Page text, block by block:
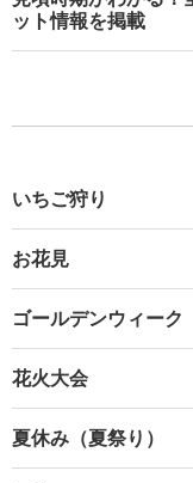
ット情報を掲載
いちご狩り
お花見
ゴールデンウィーク
花火大会
夏休み（夏祭り）